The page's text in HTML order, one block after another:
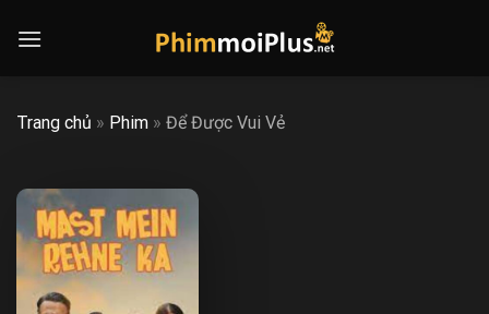
Trang chủ » Phim » Để Được Vui Vẻ